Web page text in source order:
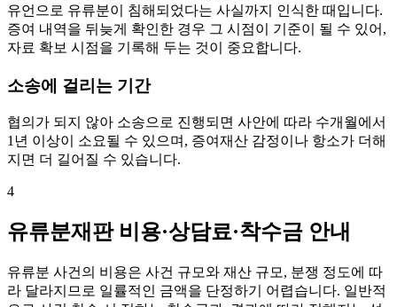
유언으로 유류분이 침해되었다는 사실까지 인식한 때입니다.
증여 내역을 뒤늦게 확인한 경우 그 시점이 기준이 될 수 있어,
자료 확보 시점을 기록해 두는 것이 중요합니다.
소송에 걸리는 기간
협의가 되지 않아 소송으로 진행되면 사안에 따라 수개월에서
1년 이상이 소요될 수 있으며, 증여재산 감정이나 항소가 더해
지면 더 길어질 수 있습니다.
4
유류분재판 비용·상담료·착수금 안내
유류분 사건의 비용은 사건 규모와 재산 규모, 분쟁 정도에 따
라 달라지므로 일률적인 금액을 단정하기 어렵습니다. 일반적